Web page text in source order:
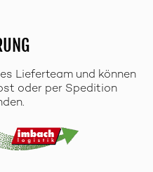
Lieferteam und können
oder per Spedition